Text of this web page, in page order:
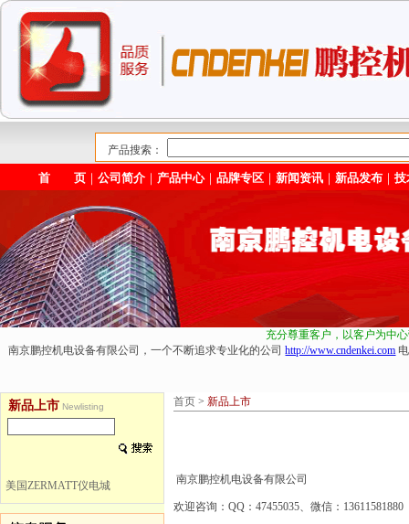
产品搜索：
首 页 ｜公司简介 ｜ 产品中心｜品牌专区 ｜新闻资讯 ｜新品发布 ｜技
充分尊重客户，以客户为中
南京鹏控机电设备有限公司，一个不断追求专业化的公司http://www.cndenkei.com
新品上市 Newlisting
美国ZERMATT仪电城
首页 > 新品上市
南京鹏控机电设备有限公司
欢迎咨询：QQ：47455035、微信：13611581880